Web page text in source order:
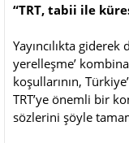
“TRT, tabii ile
Yayıncılıkta
yerelleşme’
koşullarının,
TRT’ye önemli bir
sözlerini şöyle